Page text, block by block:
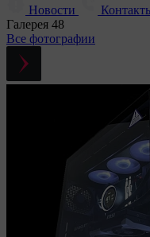
Новости
Галерея 48
Все фотографии